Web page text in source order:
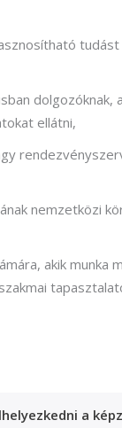
dolgozóknak,
ellátni,
nemzetközi
akik munka
a